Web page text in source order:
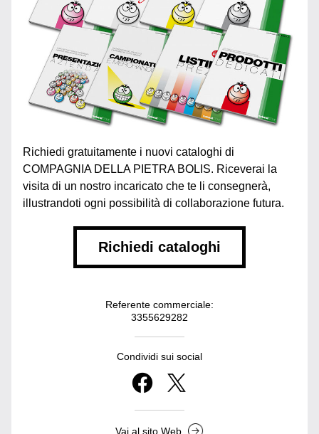
Richiedi gratuitamente i nuovi cataloghi di
COMPAGNIA DELLA PIETRA BOLIS. Riceverai la
visita di un nostro incaricato che te li consegnerà,
illustrandoti ogni possibilità di collaborazione futura.
Richiedi cataloghi
Referente commerciale:
3355629282
Condividi sui social
Vai al sito Web